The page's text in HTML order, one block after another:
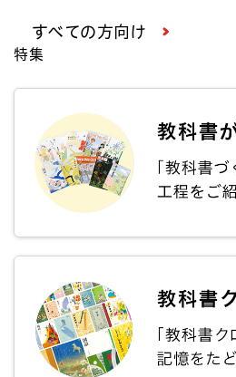
すべての方向け
特集